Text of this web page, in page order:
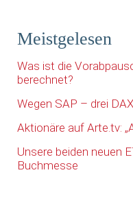
Meistgelesen
Was ist die
berechnet?
Wegen SAP – drei
Aktionäre auf Arte.tv:
Unsere beiden neuen
Buchmesse